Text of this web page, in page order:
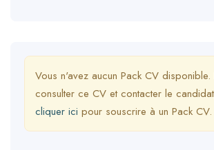
Vous n'avez aucun Pack CV
consulter ce CV et contacter le
cliquer ici pour souscrire à un Pack CV.